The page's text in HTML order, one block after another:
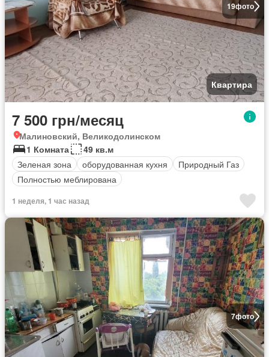
19фото
Квартира
7 500 грн/месяц
Малиновский, Великодолинском
1 Комната
49 кв.м
Зеленая зона
оборудованная кухня
Природный Газ
Полностью меблирована
1 неделя, 1 час назад
7фото